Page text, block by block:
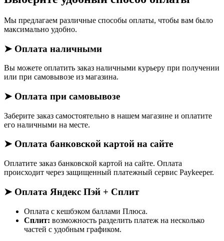
Мы предлагаем различные способы оплаты, чтобы вам было
максимально удобно.
➤ Оплата наличными
Вы можете оплатить заказ наличными курьеру при получении
или при самовывозе из магазина.
➤ Оплата при самовывозе
Заберите заказ самостоятельно в нашем магазине и оплатите
его наличными на месте.
➤ Оплата банковской картой на сайте
Оплатите заказ банковской картой на сайте. Оплата
происходит через защищенный платежный сервис Paykeeper.
➤ Оплата Яндекс Пэй + Сплит
Оплата с кешбэком баллами Плюса.
Сплит: возможность разделить платеж на несколько
частей с удобным графиком.